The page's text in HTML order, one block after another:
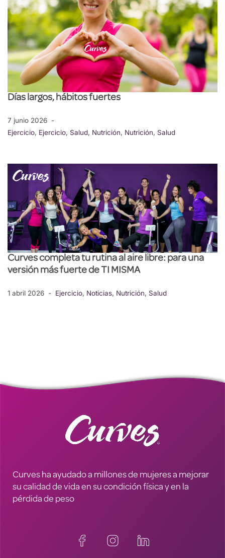
Días largos, hábitos fuertes
7 junio 2026
Ejercicio, Ejercicio, Salud, Nutrición, Nutrición, Salud
Curves completa tu rutina al aire libre: para una
versión más fuerte de TI MISMA
1 abril 2026 Ejercicio, Noticias, Nutrición, Salud
Curves ha ayudado a millones de mujeres a mejorar
su calidad de vida en su condición física y en la
pérdida de peso